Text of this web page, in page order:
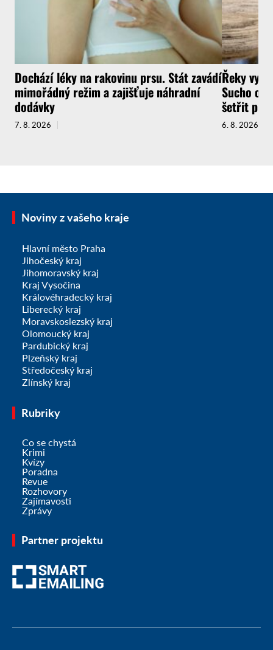
Dochází léky na rakovinu prsu. Stát zavádí
mimořádný režim a zajišťuje náhradní
dodávky
7. 8. 2026
Řeky
Sucho
šetřit
6. 8. 2026
Noviny z vašeho kraje
Hlavní město Praha
Jihočeský kraj
Jihomoravský kraj
Kraj Vysočina
Královéhradecký kraj
Liberecký kraj
Moravskoslezský kraj
Olomoucký kraj
Pardubický kraj
Plzeňský kraj
Středočeský kraj
Zlínský kraj
Rubriky
Co se chystá
Krimi
Kvízy
Poradna
Revue
Rozhovory
Zajímavosti
Zprávy
Partner projektu